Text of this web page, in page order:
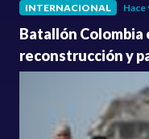
INTERNACIONAL Hace
Batallón Colombia
reconstrucción y